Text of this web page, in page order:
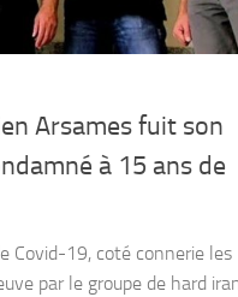
Arsames fuit son
à 15 ans de
Covid-19, coté connerie les
par le groupe de hard